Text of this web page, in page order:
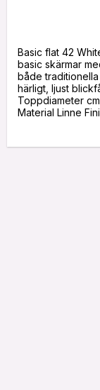
Basic flat 42
basic skärmar
både
härligt, ljust
Toppdiameter
Material Linne